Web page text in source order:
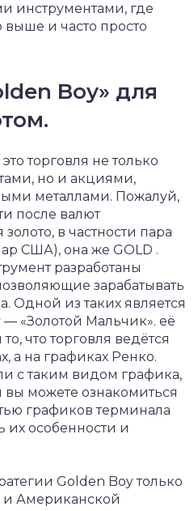
инструментами, где
выше и часто просто
Boy» для
торговля не только
но и акциями,
металлами. Пожалуй,
после валют
в частности пара
США), она же GOLD .
разработаны
зарабатывать
Одной из таких является
— «Золотой Мальчик». её
что торговля ведётся
а на графиках Ренко.
с таким видом графика,
вы можете ознакомиться
графиков терминала
их особенности и
Golden Boy только
Американской